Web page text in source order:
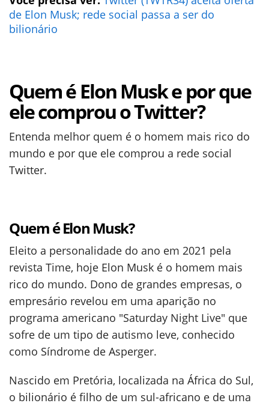
de Elon Musk; rede social passa a ser do
bilionário
Quem é Elon Musk e por que
ele comprou o Twitter?
Entenda melhor quem é o homem mais rico do
mundo e por que ele comprou a rede social
Twitter.
Quem é Elon Musk?
Eleito a personalidade do ano em 2021 pela
revista Time, hoje Elon Musk é o homem mais
rico do mundo. Dono de grandes empresas, o
empresário revelou em uma aparição no
programa americano "Saturday Night Live" que
sofre de um tipo de autismo leve, conhecido
como Síndrome de Asperger.
Nascido em Pretória, localizada na África do Sul,
o bilionário é filho de um sul-africano e de uma